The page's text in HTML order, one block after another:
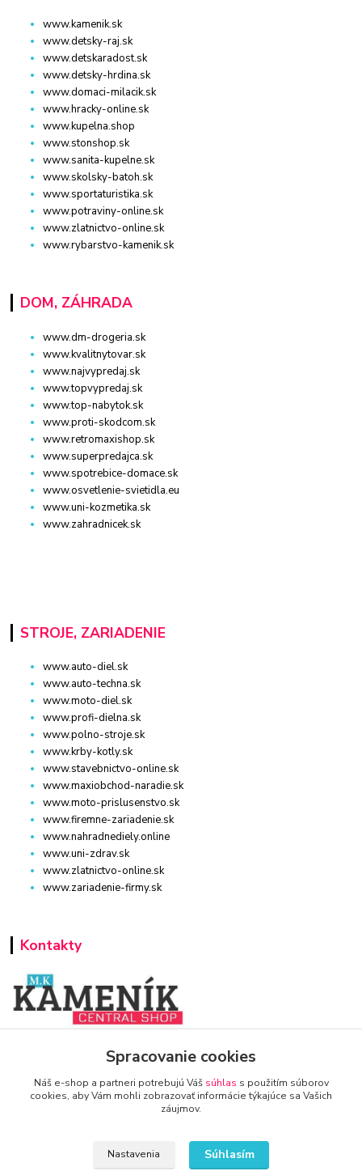
www.kamenik.sk
www.detsky-raj.sk
www.detskaradost.sk
www.detsky-hrdina.sk
www.domaci-milacik.sk
www.hracky-online.sk
www.kupelna.shop
www.stonshop.sk
www.sanita-kupelne.sk
www.skolsky-batoh.sk
www.sportaturistika.sk
www.potraviny-online.sk
www.zlatnictvo-online.sk
www.rybarstvo-kamenik.sk
DOM, ZÁHRADA
www.dm-drogeria.sk
www.kvalitnytovar.sk
www.najvypredaj.sk
www.topvypredaj.sk
www.top-nabytok.sk
www.proti-skodcom.sk
www.retromaxishop.sk
www.superpredajca.sk
www.spotrebice-domace.sk
www.osvetlenie-svietidla.eu
www.uni-kozmetika.sk
www.zahradnicek.sk
STROJE, ZARIADENIE
www.auto-diel.sk
www.auto-techna.sk
www.moto-diel.sk
www.profi-dielna.sk
www.polno-stroje.sk
www.krby-kotly.sk
www.stavebnictvo-online.sk
www.maxiobchod-naradie.sk
www.moto-prislusenstvo.sk
www.firemne-zariadenie.sk
www.nahradnediely.online
www.uni-zdrav.sk
www.zlatnictvo-online.sk
www.zariadenie-firmy.sk
Kontakty
www.zariadenie-firmy.sk
+421 940 949 000
Spracovanie cookies
Náš e-shop a partneri potrebujú Váš súhlas s použitím súborov
cookies, aby Vám mohli zobrazovať informácie týkajúce sa Vašich
záujmov.
Nastavenia Súhlasím